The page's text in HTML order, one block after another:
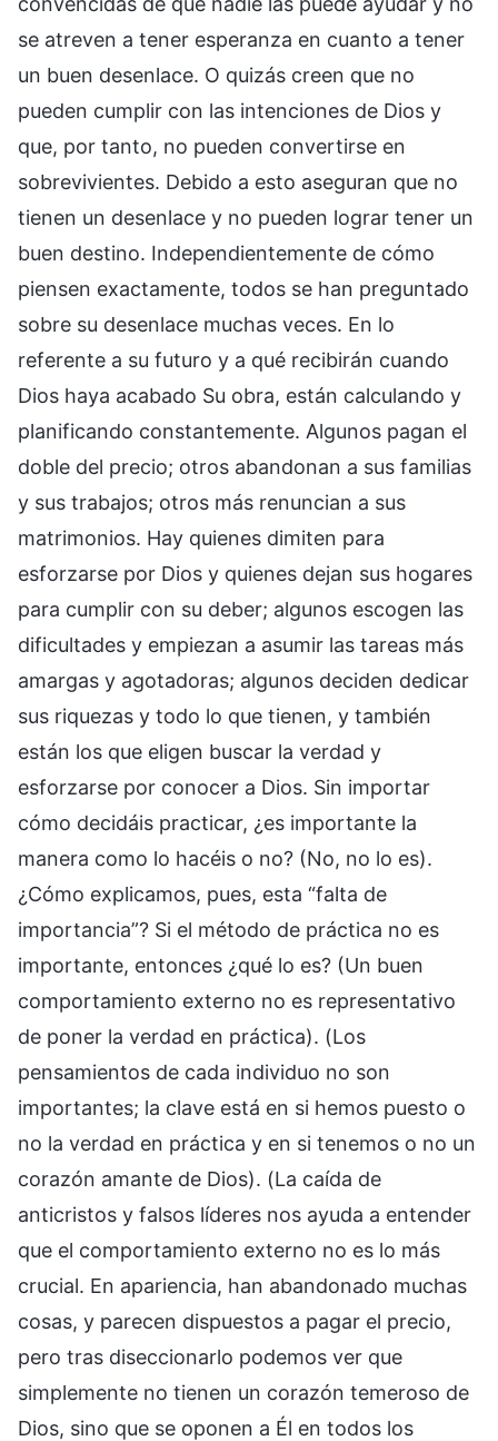
se atreven a tener esperanza en cuanto a tener
un buen desenlace. O quizás creen que no
pueden cumplir con las intenciones de Dios y
que, por tanto, no pueden convertirse en
sobrevivientes. Debido a esto aseguran que no
tienen un desenlace y no pueden lograr tener un
buen destino. Independientemente de cómo
piensen exactamente, todos se han preguntado
sobre su desenlace muchas veces. En lo
referente a su futuro y a qué recibirán cuando
Dios haya acabado Su obra, están calculando y
planificando constantemente. Algunos pagan el
doble del precio; otros abandonan a sus familias
y sus trabajos; otros más renuncian a sus
matrimonios. Hay quienes dimiten para
esforzarse por Dios y quienes dejan sus hogares
para cumplir con su deber; algunos escogen las
dificultades y empiezan a asumir las tareas más
amargas y agotadoras; algunos deciden dedicar
sus riquezas y todo lo que tienen, y también
están los que eligen buscar la verdad y
esforzarse por conocer a Dios. Sin importar
cómo decidáis practicar, ¿es importante la
manera como lo hacéis o no? (No, no lo es).
¿Cómo explicamos, pues, esta “falta de
importancia”? Si el método de práctica no es
importante, entonces ¿qué lo es? (Un buen
comportamiento externo no es representativo
de poner la verdad en práctica). (Los
pensamientos de cada individuo no son
importantes; la clave está en si hemos puesto o
no la verdad en práctica y en si tenemos o no un
corazón amante de Dios). (La caída de
anticristos y falsos líderes nos ayuda a entender
que el comportamiento externo no es lo más
crucial. En apariencia, han abandonado muchas
cosas, y parecen dispuestos a pagar el precio,
pero tras diseccionarlo podemos ver que
simplemente no tienen un corazón temeroso de
Dios, sino que se oponen a Él en todos los